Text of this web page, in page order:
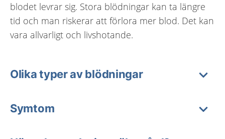
blodet levrar sig. Stora blödningar kan ta längre
tid och man riskerar att förlora mer blod. Det kan
vara allvarligt och livshotande.
Olika typer av blödningar
Symtom